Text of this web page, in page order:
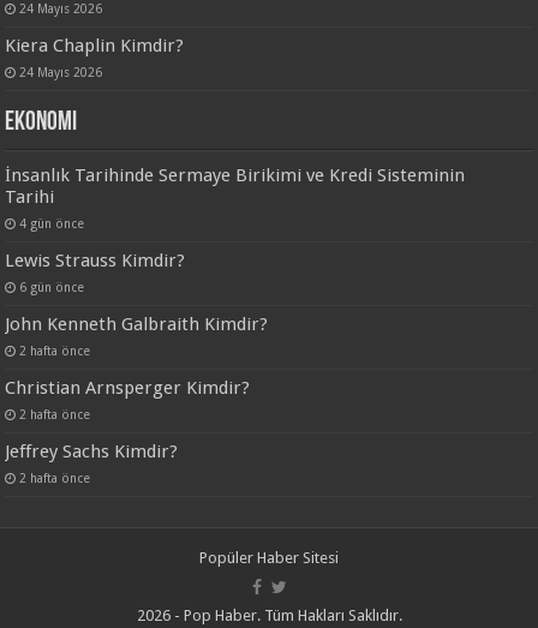
24 Mayıs 2026
Kiera Chaplin Kimdir?
24 Mayıs 2026
Ekonomi
İnsanlık Tarihinde Sermaye Birikimi ve Kredi Sisteminin
Tarihi
4 gün önce
Lewis Strauss Kimdir?
6 gün önce
John Kenneth Galbraith Kimdir?
2 hafta önce
Christian Arnsperger Kimdir?
2 hafta önce
Jeffrey Sachs Kimdir?
2 hafta önce
Popüler Haber Sitesi
2026 - Pop Haber. Tüm Hakları Saklıdır.